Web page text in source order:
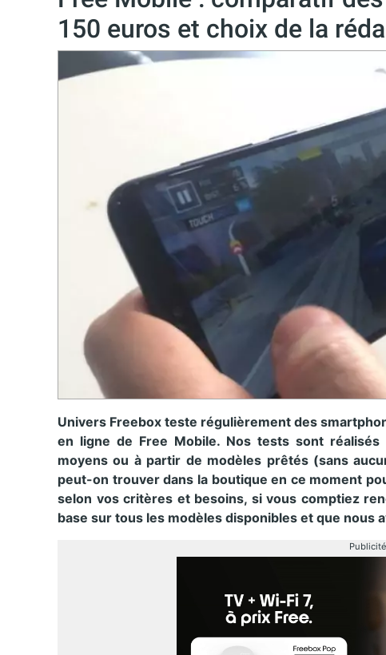
150 euros et choix de la
Univers Freebox teste régulièrement des
en ligne de Free Mobile. Nos tests sont
moyens ou à partir de modèles prêtés (sans
peut-on trouver dans la boutique en ce moment
selon vos critères et besoins, si vous comptiez
base sur tous les modèles disponibles et que nous
Publicité